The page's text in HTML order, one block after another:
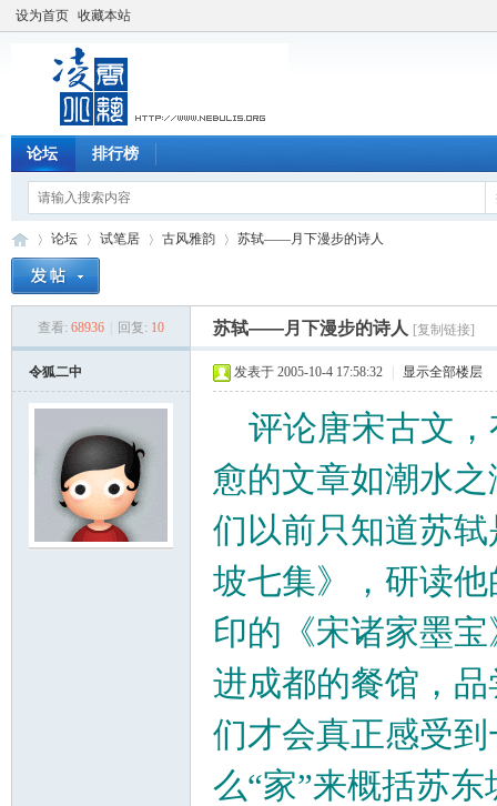
设为首页 收藏本站
论坛 排行榜
论坛
›
试笔居
›
古风雅韵
›
苏轼——月下漫步的诗人
查看: 68936 回复: 10 苏轼——月下漫步的诗人 [复制链接]
令狐二中 发表于 2005-10-4 17:58:32 显示全部楼层
评论唐宋古文，
愈的文章如潮水
们以前只知道苏
坡七集》，研读
印的《宋诸家墨
进成都的餐馆，
们才会真正感受
么“家”来概括苏